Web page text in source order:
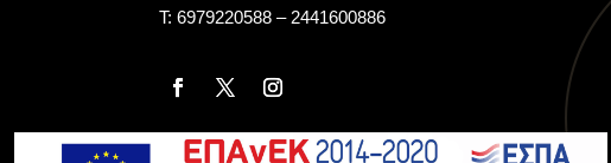
Τ: 6979220588 – 2441600886